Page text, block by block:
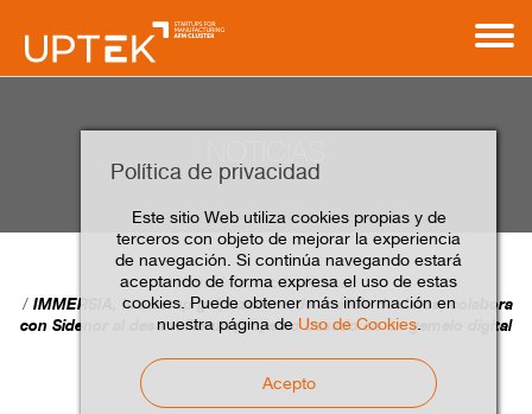
Política de privacidad
Este sitio Web utiliza cookies propias y de
terceros con objeto de mejorar la experiencia
de navegación. Si continúa navegando estará
aceptando de forma expresa el uso de estas
cookies. Puede obtener más información en
nuestra página de Uso de Cookies.
Acepto
Home Contacto Noticias
IMMERSIA, la startup guipuzcoana de análisis de datos, colabora
con Sidenor al desarrollar un proyecto basado en un gemelo digital